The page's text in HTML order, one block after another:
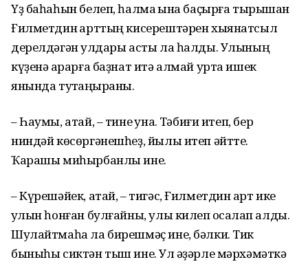
Үҙ баһаһын белеп, һалмаҡ ҡына баҫырға тырышҡан
Ғилметдин ҡарттың кисерештəрен хыянатсыл
дерелдəгəн ҡулдары асты ла һалды. Улының
күҙенə ҡарарға баҙнат итə алмай урта ишек
янында туҡтаңҡыраны.
– Һаумы, атай, – тине ҡунаҡ. Тəбиғи итеп, бер
ниндəй кɵсɵргəнешһеҙ, йылы итеп əйтте.
Ҡарашы миһырбанлы ине.
– Күрешəйек, атай, – тигəс, Ғилметдин ҡарт ике
ҡулын һонған булғайны, улы килеп ҡосаҡлап алды.
Шулайтмаһа ла бирешмəҫ ине, бəлки. Тик
быныһы сиктəн тыш ине. Ул ҡəҙəрле мəрхəмəткə